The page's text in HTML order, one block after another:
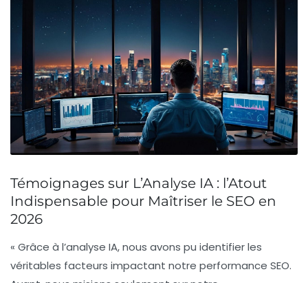
Témoignages sur L’Analyse IA : l’Atout
Indispensable pour Maîtriser le SEO en
2026
« Grâce à l’analyse IA, nous avons pu identifier les
véritables facteurs impactant notre performance SEO.